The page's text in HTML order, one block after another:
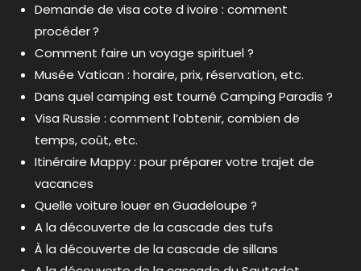
Demande de visa cote d ivoire : comment
procéder ?
Comment faire un voyage spirituel ?
Musée Vatican : horaire, prix, réservation, etc.
Dans quel camping est tourné Camping Paradis ?
Visa Russie : comment l’obtenir, combien de
temps, coût, etc.
Itinéraire Mappy : pour préparer votre trajet de
vacances
Quelle voiture louer en Guadeloupe ?
A la découverte de la cascade des tufs
À la découverte de la cascade de sillans